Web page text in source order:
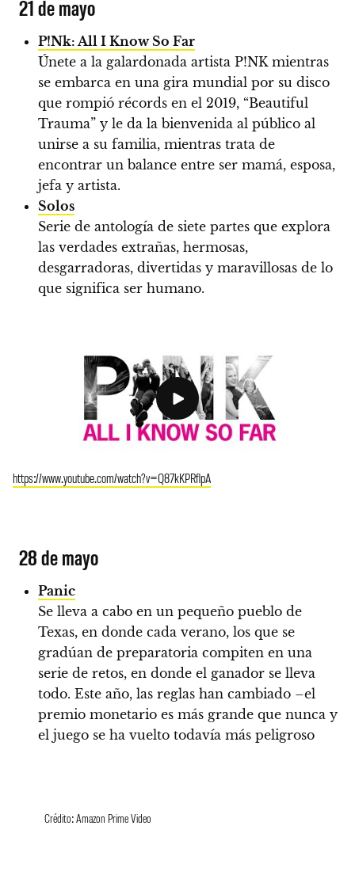
21 de mayo
P!Nk: All I Know So Far
Únete a la galardonada artista P!NK mientras
se embarca en una gira mundial por su disco
que rompió récords en el 2019, “Beautiful
Trauma” y le da la bienvenida al público al
unirse a su familia, mientras trata de
encontrar un balance entre ser mamá, esposa,
jefa y artista.
Solos
Serie de antología de siete partes que explora
las verdades extrañas, hermosas,
desgarradoras, divertidas y maravillosas de lo
que significa ser humano.
https://www.youtube.com/watch?v=Q87kKPRflpA
28 de mayo
Panic
Se lleva a cabo en un pequeño pueblo de
Texas, en donde cada verano, los que se
gradúan de preparatoria compiten en una
serie de retos, en donde el ganador se lleva
todo. Este año, las reglas han cambiado –el
premio monetario es más grande que nunca y
el juego se ha vuelto todavía más peligroso
Crédito: Amazon Prime Video